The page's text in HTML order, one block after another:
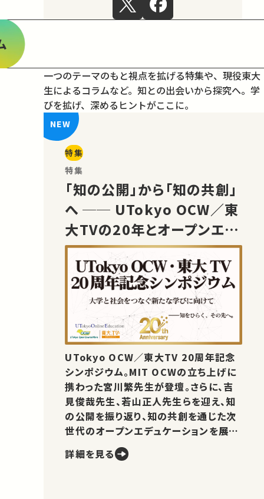
一つのテーマのもと視点を拡げる特集や、現役東大
生によるコラムなど。 知との出会いから探究へ。学
びを拡げ、深めるヒントがここに。
特集
特集
「知の公開」から「知の共創」
へ ── UTokyo OCW／東
大TVの20年とオープンエデ
ュケーションの未来
UTokyo OCW／東大TV 20周年記念
シンポジウム。MIT OCWの立ち上げに
携わった宮川繁先生が登壇。さらに、吉
見俊哉先生、若山正人先生らを迎え、知
の公開を振り返り、知の共創を通じた次
世代のオープンエデュケーションを展望
詳細を見る